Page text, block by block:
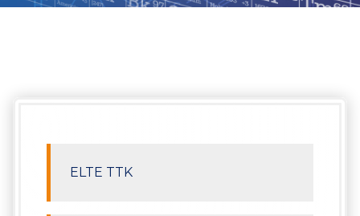
ELTE TTK